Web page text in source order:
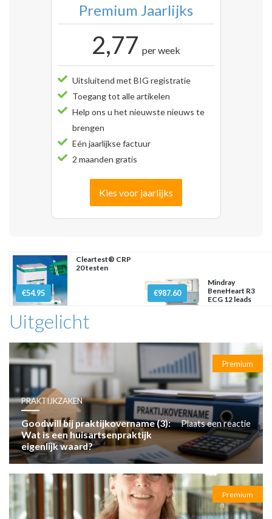
Premium Jaarlijks
2,77 per week
Uitsluitend met BIG registratie
Toegang tot alle artikelen
Help ons u het nieuwste nieuws te
brengen
Eén jaarlijkse factuur
2 maanden gratis
Kies voor jaarlijks
€54.95
Cleartest® CRP
20 testen
€987.60
Mindray
BeneHeart R3
ECG 12 leads
Uitgelicht
Premium
PRAKTIJKZAKEN
Goodwill bij praktijkovername (3):
Wat is een huisartsenpraktijk
eigenlijk waard?
Plaats een reactie
Premium